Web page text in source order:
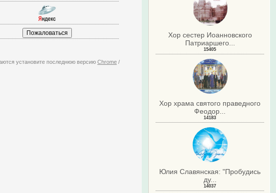
Хор сестер Иоанновского
Патриаршего...
15405
Хор храма святого праведного
Феодор...
14183
Юлия Славянская: "Пробудись
ду...
14037
установите последнюю версию Chrome/